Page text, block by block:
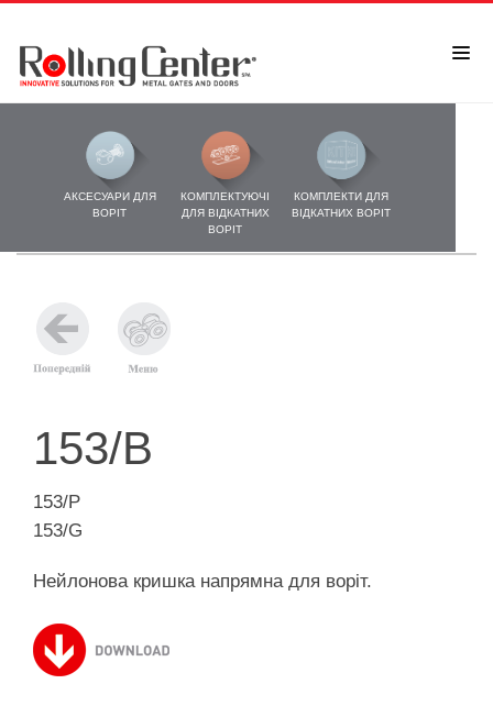
АКСЕСУАРИ ДЛЯ
ВОРІТ
КОМПЛЕКТУЮЧІ
ДЛЯ ВІДКАТНИХ
ВОРІТ
КОМПЛЕКТИ ДЛЯ
ВІДКАТНИХ ВОРІТ
153/B
153/P
153/G
Нейлонова кришка напрямна для воріт.